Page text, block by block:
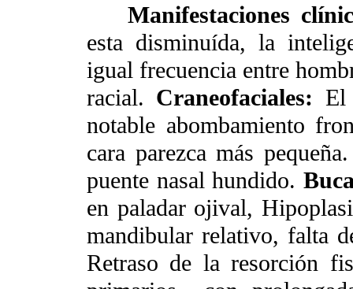
Manifestaciones
esta disminuída, la
igual frecuencia entre
racial. Craneofaciales: El
notable abombamiento
cara parezca más
puente nasal hundido.
en paladar ojival,
mandibular relativo, falta
Retraso de la resorción